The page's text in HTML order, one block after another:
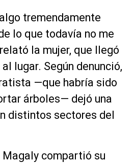
tremendamente
lo que todavía no me
la mujer, que llegó
lugar. Según denunció,
—que habría sido
árboles— dejó una
distintos sectores del
Magaly compartió su